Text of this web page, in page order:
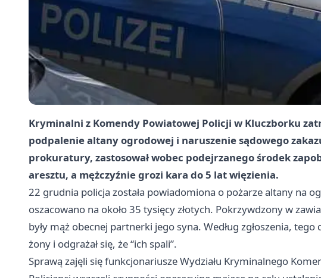
Kryminalni z Komendy Powiatowej Policji w Kluczborku
podpalenie altany ogrodowej i naruszenie sądowego
prokuratury, zastosował wobec podejrzanegośrodek
aresztu, a mężczyźnie grozi kara do 5 lat więzienia.
22 grudnia policja została powiadomiona o pożarze altany na
oszacowano na około 35 tysięcy złotych. Pokrzywdzony w
były mąż obecnej partnerki jego syna. Według zgłoszenia,
żony i odgrażał się, że “ich spali”.
Sprawą zajęli się funkcjonariusze Wydziału Kryminalnego